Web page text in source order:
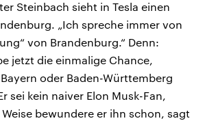
Steinbach sieht in Tesla einen
„Ich spreche immer von
von Brandenburg.“ Denn:
jetzt die einmalige Chance,
oder Baden-Württemberg
sei kein naiver Elon Musk-Fan,
bewundere er ihn schon, sagt